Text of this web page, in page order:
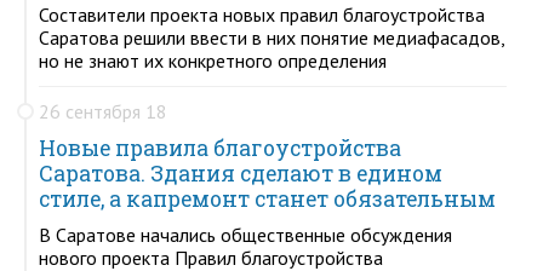
Составители проекта новых правил благоустройства
Саратова решили ввести в них понятие медиафасадов,
но не знают их конкретного определения
26 сентября 18
Новые правила благоустройства
Саратова. Здания сделают в едином
стиле, а капремонт станет обязательным
В Саратове начались общественные обсуждения
нового проекта Правил благоустройства